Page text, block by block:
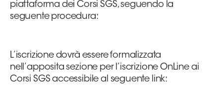
piattaforma dei Corsi SGS, seguendo la
seguente procedura:
L’iscrizione dovrà essere formalizzata
nell’apposita sezione per l’iscrizione OnLine ai
Corsi SGS accessibile al seguente link: